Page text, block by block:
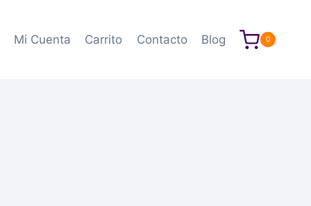
Mi Cuenta Carrito Contacto Blog 0